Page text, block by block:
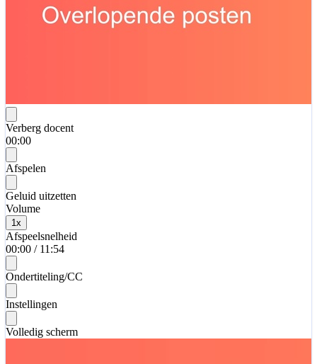
Verberg docent
00:00
Afspelen
Geluid uitzetten
Volume
1x
Afspeelsnelheid
00:00 / 11:54
Ondertiteling/CC
Instellingen
Volledig scherm